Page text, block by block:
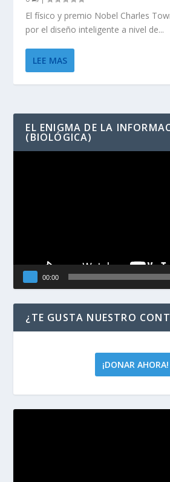
El físico y premio Nobel Charles
por el diseño inteligente a nivel de...
LEE MAS
EL ENIGMA DE LA
(BIOLÓGICA)
00:00
¿TE GUSTA NUESTRO
¡DONAR AHORA!